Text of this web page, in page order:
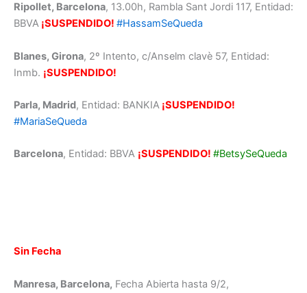
Ripollet, Barcelona, 13.00h, Rambla Sant Jordi 117, Entidad:
BBVA ¡SUSPENDIDO! #HassamSeQueda
Blanes, Girona, 2º Intento, c/Anselm clavè 57, Entidad:
Inmb. ¡SUSPENDIDO!
Parla, Madrid, Entidad: BANKIA ¡SUSPENDIDO!
#MariaSeQueda
Barcelona, Entidad: BBVA ¡SUSPENDIDO! #BetsySeQueda
Sin Fecha
Manresa, Barcelona, Fecha Abierta hasta 9/2,